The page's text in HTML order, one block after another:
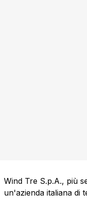
Wind Tre S.p.A., più
un'azienda italiana di